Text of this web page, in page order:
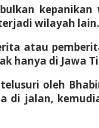
wilayah lain.
atau
hanya di Jawa
oleh
jalan,